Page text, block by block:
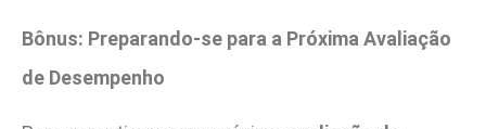
Bônus: Preparando-se para a Próxima Avaliação
de Desempenho